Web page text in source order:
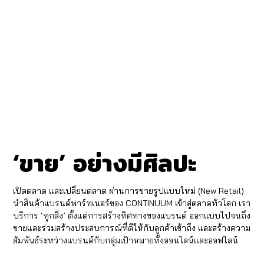
‘ขาย’ อย่างมีศิลปะ
เปิดตลาด และเปลี่ยนตลาด ผ่านการขายรูปแบบใหม่ (New Retail)
นำสินค้าแบรนด์พาร์ทเนอร์ของ CONTINUUM เข้าสู่ตลาดทั่วโลก เรา
บริการ ‘ทุกสิ่ง’ ตั้งแต่การสร้างทิศทางของแบรนด์ ออกแบบไปจนถึง
ขายและร่วมสร้างประสบการณ์ที่ดีให้กับลูกค้าเข้าถึง และสร้างความ
สัมพันธ์ระหว่างแบรนด์กับกลุ่มเป้าหมายทั้งออนไลน์และออฟไลน์